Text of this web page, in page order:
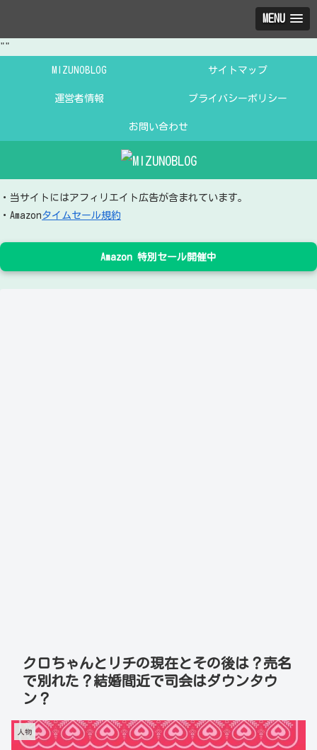
MENU
""
MIZUNOBLOG サイトマップ
運営者情報 プライバシーポリシー
お問い合わせ
・当サイトにはアフィリエイト広告が含まれています。
・Amazonタイムセール規約
Amazon 特別セール開催中
クロちゃんとリチの現在とその後は？売名
で別れた？結婚間近で司会はダウンタウ
ン？
人物